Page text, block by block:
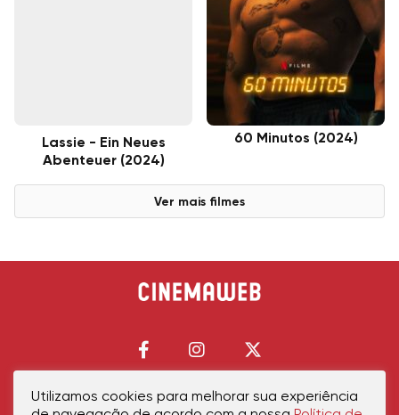
Lassie - Ein Neues
Abenteuer (2024)
60 Minutos (2024)
Ver mais filmes
Utilizamos cookies para melhorar sua experiência